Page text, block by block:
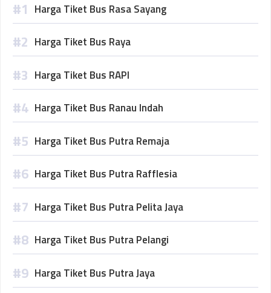
Harga Tiket Bus Rasa Sayang
Harga Tiket Bus Raya
Harga Tiket Bus RAPI
Harga Tiket Bus Ranau Indah
Harga Tiket Bus Putra Remaja
Harga Tiket Bus Putra Rafflesia
Harga Tiket Bus Putra Pelita Jaya
Harga Tiket Bus Putra Pelangi
Harga Tiket Bus Putra Jaya